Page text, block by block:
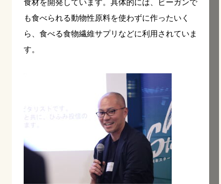
食材を開発しています。具体的には、ビーガンで
も食べられる動物性原料を使わずに作ったいく
ら、食べる食物繊維サプリなどに利用されていま
す。